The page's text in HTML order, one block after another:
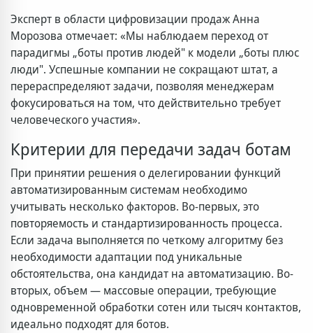
Эксперт в области цифровизации продаж Анна
Морозова отмечает: «Мы наблюдаем переход от
парадигмы „боты против людей" к модели „боты плюс
люди". Успешные компании не сокращают штат, а
перераспределяют задачи, позволяя менеджерам
фокусироваться на том, что действительно требует
человеческого участия».
Критерии для передачи задач ботам
При принятии решения о делегировании функций
автоматизированным системам необходимо
учитывать несколько факторов. Во-первых, это
повторяемость и стандартизированность процесса.
Если задача выполняется по четкому алгоритму без
необходимости адаптации под уникальные
обстоятельства, она кандидат на автоматизацию. Во-
вторых, объем — массовые операции, требующие
одновременной обработки сотен или тысяч контактов,
идеально подходят для ботов.